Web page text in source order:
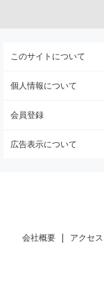
このサイトについて
個人情報について
会員登録
広告表示について
会社概要 アクセス